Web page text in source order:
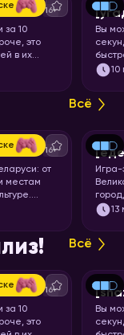
16+
за 10
это
в их
Вы
10
Всё
16+
от
местам
Игра-
13
Всё
16+
за 10
это
Вы